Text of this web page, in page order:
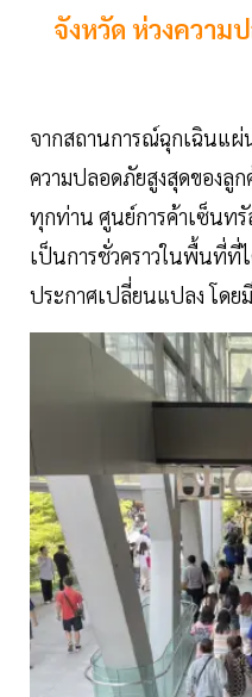
จังหวัด ห่วงความ
จากสถานการณ์ฉุกเฉินแ
ความปลอดภัยสูงสุดของลู
ทุกท่าน ศูนย์การค้าเซ็นทรั
เป็นการชั่วคราวในพื้นที่ที่
ประกาศเปลี่ยนแปลง โดย